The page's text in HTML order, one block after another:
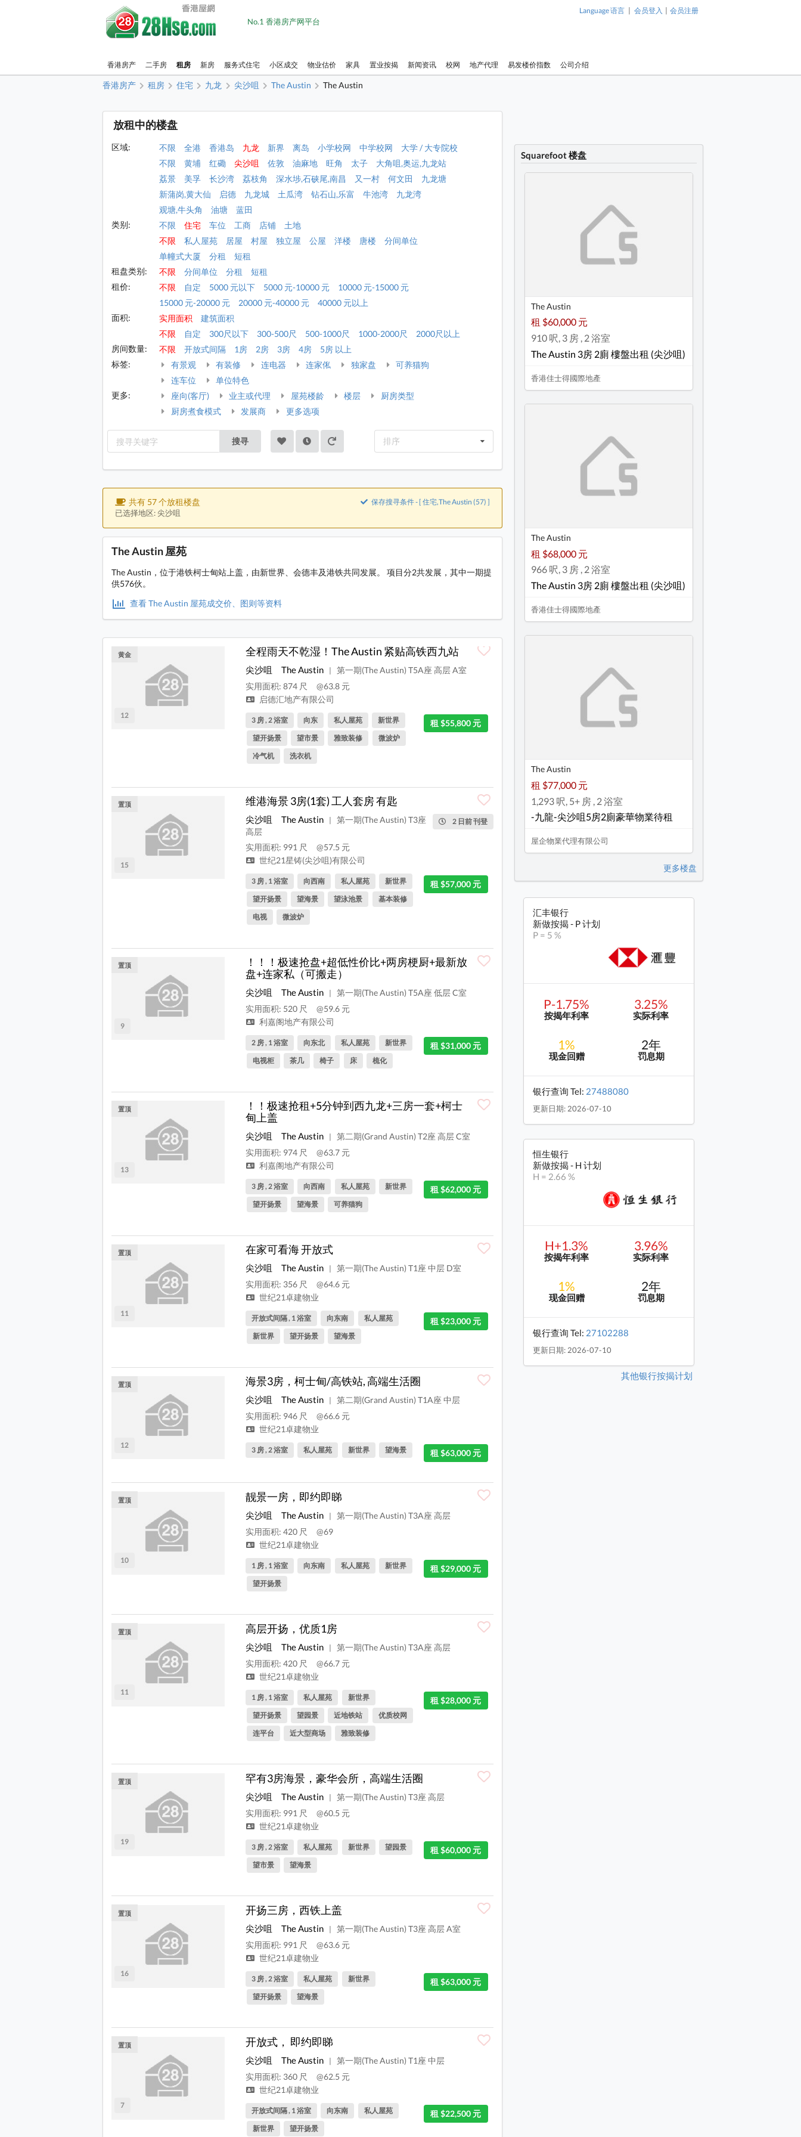
No.1 香港房产网平台
Language 语言 | 会员登入 | 会员注册
香港房产 二手房 租房 新房 服务式住宅 小区成交 物业估价 家具 置业按揭 新闻资讯 校网 地产代理 易发楼价指数 公司介绍
香港房产 租房 住宅 九龙 尖沙咀 The Austin The Austin
放租中的楼盘
区域: 不限 全港 香港岛 九龙 新界 离岛 小学校网 中学校网
大学 / 大专院校
不限
黄埔 红磡 尖沙咀 佐敦 油麻地 旺角 太子
大角咀,奥运,九龙站
荔景
美孚 长沙湾 荔枝角 深水埗,石硖尾,南昌 又一村 何文田
九龙塘
新蒲岗,黄大仙
启德 九龙城 土瓜湾 钻石山,乐富 牛池湾
九龙湾
观塘,牛头角
油塘
蓝田
类别:
不限 住宅 车位 工商 店铺
土地
不限
私人屋苑 居屋 村屋 独立屋 公屋 洋楼 唐楼
分间单位
单幢式大厦
分租
短租
租盘类别:
不限 分间单位 分租
短租
租价:
不限 自定 5000 元以下 5000 元-10000 元
10000 元-15000 元
15000 元-20000 元
20000 元-40000 元
40000 元以上
面积:
实用面积
建筑面积
不限
自定 300尺以下 300-500尺 500-1000尺 1000-2000尺
2000尺以上
房间数量:
不限 开放式间隔 1房 2房 3房 4房
5房 以上
标签:
有景观 有装修 连电器 连家俬 独家盘
可养猫狗
连车位
单位特色
更多:
座向(客厅) 业主或代理 屋苑楼龄 楼层
厨房类型
厨房煮食模式
发展商 更多选项
搜寻 排序
共有 57 个放租楼盘
已选择地区: 尖沙咀
保存搜寻条件 - [ 住宅,The Austin (57) ]
The Austin 屋苑
The Austin，位于港铁柯士甸站上盖，由新世界、会德丰及港铁共同发展。 项目分2共发展，其中一期提
供576伙。
查看 The Austin 屋苑成交价、图则等资料
12
黄金 全程雨天不乾湿！The Austin 紧贴高铁西九站
尖沙咀 The Austin |
第一期(The Austin) T5A座 高层 A室
实用面积: 874 尺
@63.8 元
启德汇地产有限公司
租 $55,800 元
3 房 , 2 浴室 向东 私人屋苑
新世界
望开扬景
望市景 雅致装修
微波炉
冷气机
洗衣机
15
置顶 维港海景 3房(1套) 工人套房 有匙
2 日前 刊登
尖沙咀 The Austin |
第一期(The Austin) T3座
高层
实用面积: 991 尺
@57.5 元
世纪21星铸(尖沙咀)有限公司
租 $57,000 元
3 房 , 1 浴室 向西南 私人屋苑
新世界
望开扬景
望海景 望泳池景
基本装修
电视
微波炉
9
置顶
！！！极速抢盘+超低性价比+两房梗厨+最新放
盘+连家私（可搬走）
尖沙咀 The Austin |
第一期(The Austin) T5A座 低层 C室
实用面积: 520 尺
@59.6 元
利嘉阁地产有限公司
租 $31,000 元
2 房 , 1 浴室 向东北 私人屋苑
新世界
电视柜
茶几 椅子 床 梳化
13
置顶
！！极速抢租+5分钟到西九龙+三房一套+柯士
甸上盖
尖沙咀 The Austin |
第二期(Grand Austin) T2座 高层 C室
实用面积: 974 尺
@63.7 元
利嘉阁地产有限公司
租 $62,000 元
3 房 , 2 浴室 向西南 私人屋苑
新世界
望开扬景
望海景 可养猫狗
11
置顶 在家可看海 开放式
尖沙咀 The Austin |
第一期(The Austin) T1座 中层 D室
实用面积: 356 尺
@64.6 元
世纪21卓建物业
租 $23,000 元
开放式间隔 , 1 浴室 向东南
私人屋苑
新世界
望开扬景 望海景
12
置顶 海景3房，柯士甸/高铁站, 高端生活圈
尖沙咀 The Austin |
第二期(Grand Austin) T1A座 中层
实用面积: 946 尺
@66.6 元
世纪21卓建物业
租 $63,000 元
3 房 , 2 浴室 私人屋苑 新世界 望海景
10
置顶 靓景一房，即约即睇
尖沙咀 The Austin |
第一期(The Austin) T3A座 高层
实用面积: 420 尺
@69
世纪21卓建物业
租 $29,000 元
1 房 , 1 浴室 向东南 私人屋苑
新世界
望开扬景
11
置顶 高层开扬，优质1房
尖沙咀 The Austin |
第一期(The Austin) T3A座 高层
实用面积: 420 尺
@66.7 元
世纪21卓建物业
租 $28,000 元
1 房 , 1 浴室 私人屋苑
新世界
望开扬景
望园景 近地铁站
优质校网
连平台
近大型商场 雅致装修
19
置顶 罕有3房海景，豪华会所，高端生活圈
尖沙咀 The Austin |
第一期(The Austin) T3座 高层
实用面积: 991 尺
@60.5 元
世纪21卓建物业
租 $60,000 元
3 房 , 2 浴室 私人屋苑 新世界
望园景
望市景
望海景
16
置顶 开扬三房，西铁上盖
尖沙咀 The Austin |
第一期(The Austin) T3座 高层 A室
实用面积: 991 尺
@63.6 元
世纪21卓建物业
租 $63,000 元
3 房 , 2 浴室 私人屋苑
新世界
望开扬景
望海景
7
置顶 开放式， 即约即睇
尖沙咀 The Austin |
第一期(The Austin) T1座 中层
实用面积: 360 尺
@62.5 元
世纪21卓建物业
租 $22,500 元
开放式间隔 , 1 浴室 向东南
私人屋苑
新世界
望开扬景
Squarefoot 楼盘
The Austin
租 $60,000 元
910 呎, 3 房 , 2 浴室
The Austin 3房 2廁 樓盤出租 (尖沙咀)
香港佳士得國際地產
The Austin
租 $68,000 元
966 呎, 3 房 , 2 浴室
The Austin 3房 2廁 樓盤出租 (尖沙咀)
香港佳士得國際地產
The Austin
租 $77,000 元
1,293 呎, 5+ 房 , 2 浴室
-九龍-尖沙咀5房2廁豪華物業待租
屋企物業代理有限公司
更多楼盘
汇丰银行
新做按揭 - P 计划
P = 5 %
P-1.75%
按揭年利率
3.25%
实际利率
1%
现金回赠
2年
罚息期
银行查询 Tel: 27488080
更新日期: 2026-07-10
恒生银行
新做按揭 - H 计划
H = 2.66 %
H+1.3%
按揭年利率
3.96%
实际利率
1%
现金回赠
2年
罚息期
银行查询 Tel: 27102288
更新日期: 2026-07-10
其他银行按揭计划